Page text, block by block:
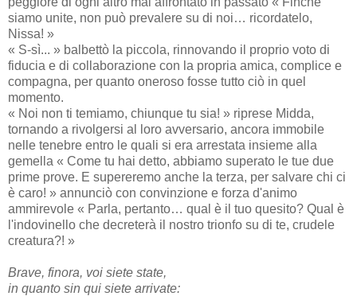
siamo unite, non può prevalere su di noi… ricordatelo,
Nissa! »
« S-sì... » balbettò la piccola, rinnovando il proprio voto di
fiducia e di collaborazione con la propria amica, complice e
compagna, per quanto oneroso fosse tutto ciò in quel
momento.
« Noi non ti temiamo, chiunque tu sia! » riprese Midda,
tornando a rivolgersi al loro avversario, ancora immobile
nelle tenebre entro le quali si era arrestata insieme alla
gemella « Come tu hai detto, abbiamo superato le tue due
prime prove. E supereremo anche la terza, per salvare chi ci
è caro! » annunciò con convinzione e forza d'animo
ammirevole « Parla, pertanto… qual è il tuo quesito? Qual è
l'indovinello che decreterà il nostro trionfo su di te, crudele
creatura?! »
Brave, finora, voi siete state,
in quanto sin qui siete arrivate: